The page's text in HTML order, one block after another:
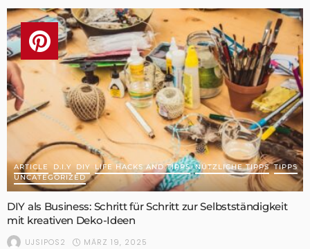
ARTICLE D.I.Y DIY LIFE HACKS AND TIPPS NÜTZLICHE TIPPS TIPPS
UNCATEGORIZED
DIY als Business: Schritt für Schritt zur Selbstständigkeit
mit kreativen Deko-Ideen
UJSIPOS2 MÄRZ 19, 2025